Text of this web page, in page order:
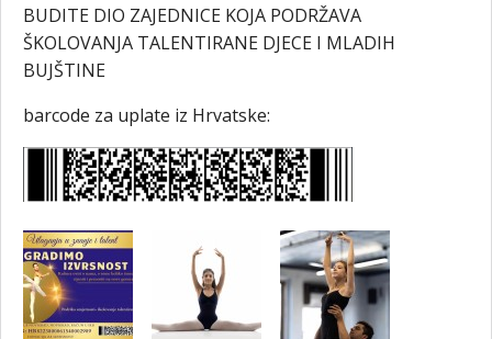
BUDITE DIO ZAJEDNICE KOJA PODRŽAVA
ŠKOLOVANJA TALENTIRANE DJECE I MLADIH
BUJŠTINE
barcode za uplate iz Hrvatske: